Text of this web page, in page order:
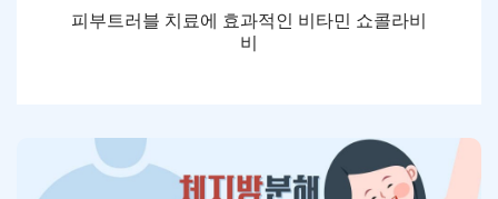
피부트러블 치료에 효과적인 비타민 쇼콜라비
비